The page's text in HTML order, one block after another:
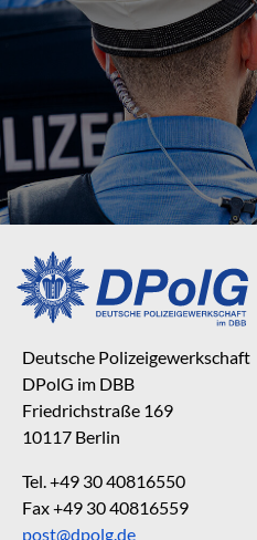
Deutsche Polizeigewerkschaft
DPolG im DBB
Friedrichstraße 169
10117 Berlin
Tel. +49 30 40816550
Fax +49 30 40816559
post@dpolg.de